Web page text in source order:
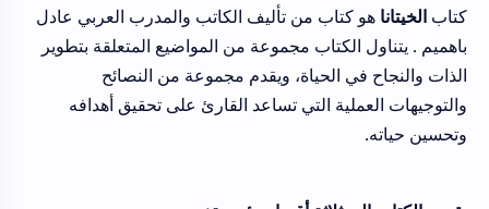
كتاب الخيتانا هو كتاب من تأليف الكاتب والمدرب العربي عادل
باهميم . يتناول الكتاب مجموعة من المواضيع المتعلقة بتطوير
الذات والنجاح في الحياة، ويقدم مجموعة من النصائح
والتوجيهات العملية التي تساعد القارئ على تحقيق أهدافه
وتحسين حياته.